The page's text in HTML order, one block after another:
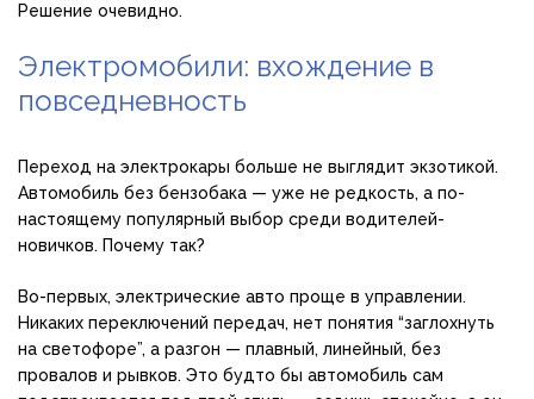
Решение очевидно.
Электромобили: вхождение в
повседневность
Переход на электрокары больше не выглядит экзотикой.
Автомобиль без бензобака — уже не редкость, а по-
настоящему популярный выбор среди водителей-
новичков. Почему так?
Во-первых, электрические авто проще в управлении.
Никаких переключений передач, нет понятия “заглохнуть
на светофоре”, а разгон — плавный, линейный, без
провалов и рывков. Это будто бы автомо́биль сам